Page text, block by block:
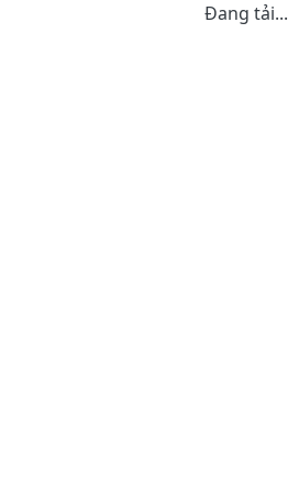
Đang tải...